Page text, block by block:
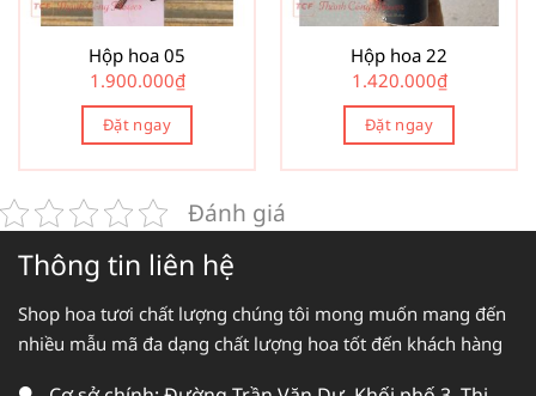
Hộp hoa 05
1.900.000₫
Đặt ngay
Hộp hoa 22
1.420.000₫
Đặt ngay
Đánh giá
Thông tin liên hệ
Shop hoa tươi chất lượng chúng tôi mong muốn mang đến
nhiều mẫu mã đa dạng chất lượng hoa tốt đến khách hàng